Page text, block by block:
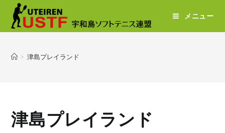
メニュー
> 津島プレイランド
津島プレイランド